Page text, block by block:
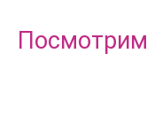
Посмотрим